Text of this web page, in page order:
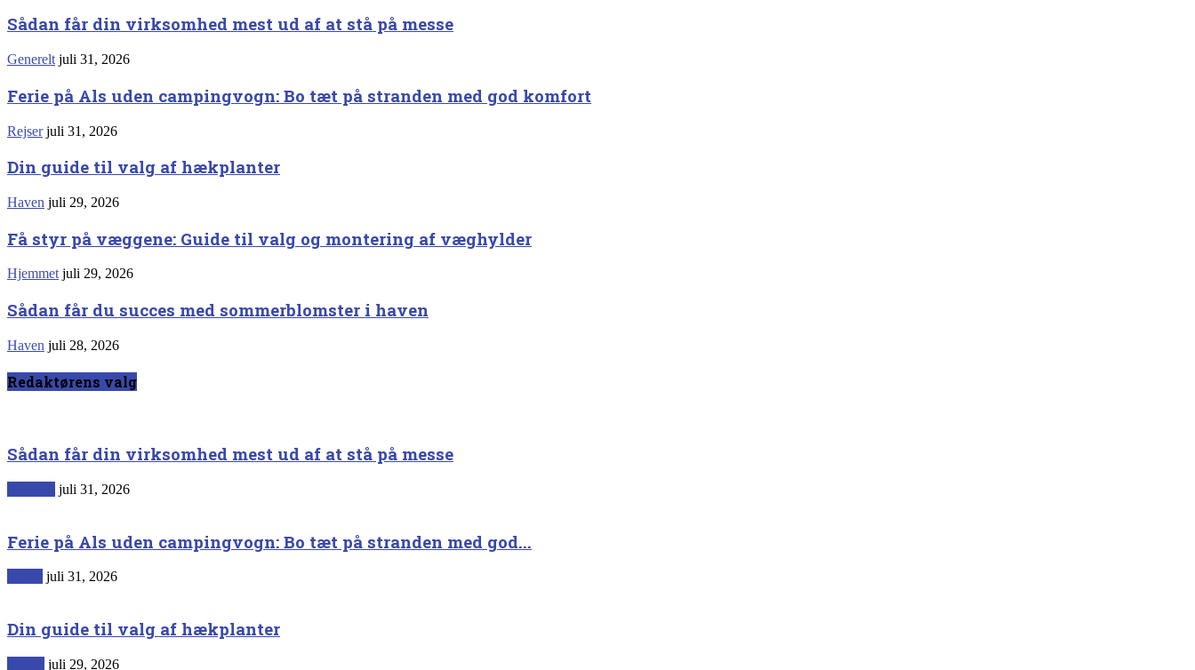
Sådan får din virksomhed mest ud af at stå på messe
Generelt juli 31, 2026
Ferie på Als uden campingvogn: Bo tæt på stranden med god komfort
Rejser juli 31, 2026
Din guide til valg af hækplanter
Haven juli 29, 2026
Få styr på væggene: Guide til valg og montering af væghylder
Hjemmet juli 29, 2026
Sådan får du succes med sommerblomster i haven
Haven juli 28, 2026
Redaktørens valg
Sådan får din virksomhed mest ud af at stå på messe
juli 31, 2026
Ferie på Als uden campingvogn: Bo tæt på stranden med god...
juli 31, 2026
Din guide til valg af hækplanter
juli 29, 2026